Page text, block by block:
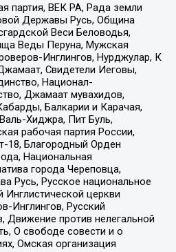
партия, ВЕК РА, Рада земли
Державы Русь, Община
Веси Беловодья,
Веды Перуна, Мужская
Инглингов, Нурджулар, К
Свидетели Иеговы,
Национал-
Джамаат мувахидов,
Балкарии и Карачая,
Хиджра, Пит Буль,
рабочая партия России,
18, Благородный Орден
Национальная
города Череповца,
Русь, Русское национальное
Инглистической церкви
Инглингов, Русский
против нелегальной
О свободе совести и о
Омская организация